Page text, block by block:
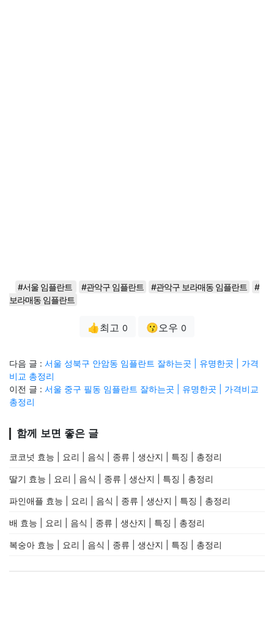
#서울 임플란트 #관악구 임플란트 #관악구 보라매동 임플란트
#
보라매동 임플란트
👍최고 0 😗오우 0
다음 글 : 서울 성북구 안암동 임플란트 잘하는곳 | 유명한곳 | 가격
비교 총정리
이전 글 : 서울 중구 필동 임플란트 잘하는곳 | 유명한곳 | 가격비교
총정리
함께 보면 좋은 글
코코넛 효능 | 요리 | 음식 | 종류 | 생산지 | 특징 | 총정리
딸기 효능 | 요리 | 음식 | 종류 | 생산지 | 특징 | 총정리
파인애플 효능 | 요리 | 음식 | 종류 | 생산지 | 특징 | 총정리
배 효능 | 요리 | 음식 | 종류 | 생산지 | 특징 | 총정리
복숭아 효능 | 요리 | 음식 | 종류 | 생산지 | 특징 | 총정리